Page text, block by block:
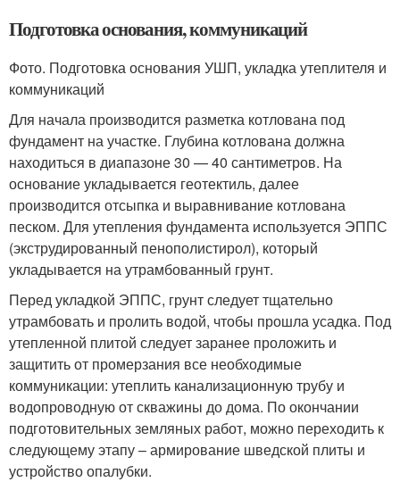
Подготовка основания, коммуникаций
Фото. Подготовка основания УШП, укладка утеплителя и
коммуникаций
Для начала производится разметка котлована под
фундамент на участке. Глубина котлована должна
находиться в диапазоне 30 — 40 сантиметров. На
основание укладывается геотектиль, далее
производится отсыпка и выравнивание котлована
песком. Для утепления фундамента используется ЭППС
(экструдированный пенополистирол), который
укладывается на утрамбованный грунт.
Перед укладкой ЭППС, грунт следует тщательно
утрамбовать и пролить водой, чтобы прошла усадка. Под
утепленной плитой следует заранее проложить и
защитить от промерзания все необходимые
коммуникации: утеплить канализационную трубу и
водопроводную от скважины до дома. По окончании
подготовительных земляных работ, можно переходить к
следующему этапу – армирование шведской плиты и
устройство опалубки.